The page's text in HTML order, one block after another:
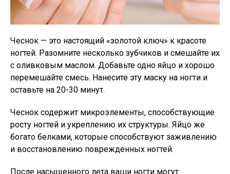
Чеснок — это настоящий «золотой ключ» к красоте
ногтей. Разомните несколько зубчиков и смешайте их
с оливковым маслом. Добавьте одно яйцо и хорошо
перемешайте смесь. Нанесите эту маску на ногти и
оставьте на 20-30 минут.
Чеснок содержит микроэлементы, способствующие
росту ногтей и укреплению их структуры. Яйцо же
богато белками, которые способствуют заживлению
и восстановлению поврежденных ногтей.
После насыщенного лета ваши ногти могут